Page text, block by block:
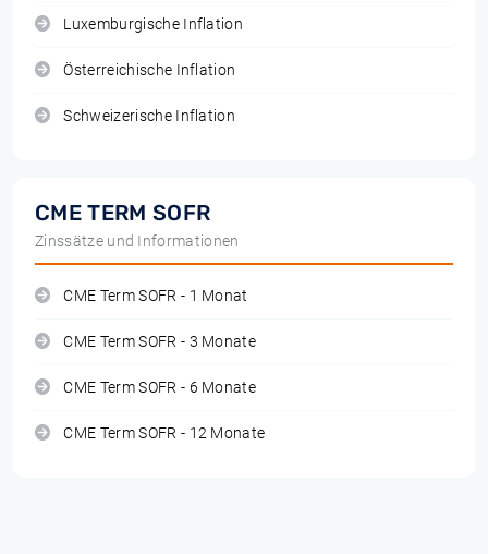
Luxemburgische Inflation
Österreichische Inflation
Schweizerische Inflation
CME TERM SOFR
Zinssätze und Informationen
CME Term SOFR - 1 Monat
CME Term SOFR - 3 Monate
CME Term SOFR - 6 Monate
CME Term SOFR - 12 Monate